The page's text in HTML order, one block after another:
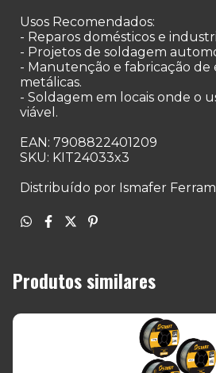
Usos Recomendados:
- Reparos domésticos e
- Projetos de soldagem
- Manutenção e fabricação de
metálicas.
- Soldagem em locais onde o
viável.
EAN: 7908822401209
SKU: KIT24033x3
Distribuído por Ismafer
Produtos similares